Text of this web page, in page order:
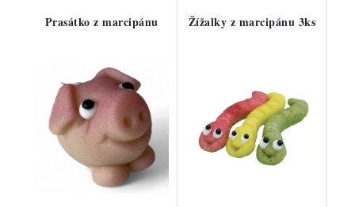
Prasátko z marcipánu Žížalky z marcipánu 3ks